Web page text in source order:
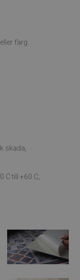
färg.
skada,
C till +60 C;